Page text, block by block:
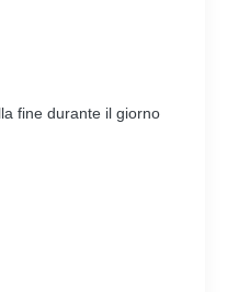
fine durante il giorno